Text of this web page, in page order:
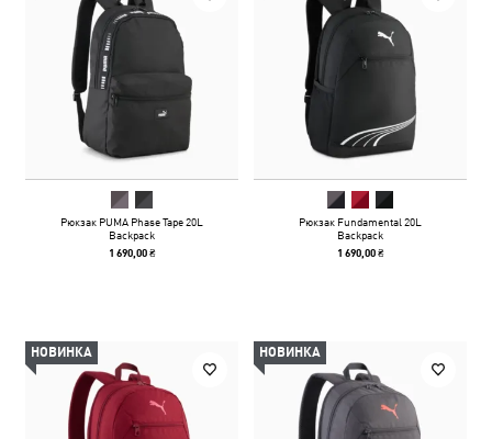
Рюкзак PUMA Phase Tape 20L
Backpack
1 690,00 ₴
Рюкзак Fundamental 20L
Backpack
1 690,00 ₴
НОВИНКА НОВИНКА